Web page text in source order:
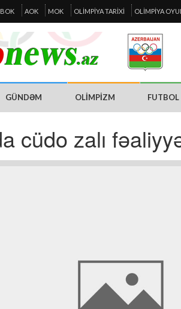
BOK AOK MOK OLIMPIYA TARIXI OLIMPIYA
GÜNDƏM OLIMPIZM FUTBOL
cüdo zalı